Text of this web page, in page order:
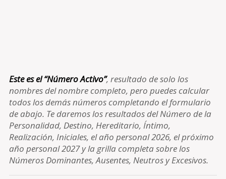
Este es el “Número Activo”, resultado de solo los
nombres del nombre completo, pero puedes calcular
todos los demás números completando el formulario
de abajo. Te daremos los resultados del Número de la
Personalidad, Destino, Hereditario, Íntimo,
Realización, Iniciales, el año personal 2026, el próximo
año personal 2027 y la grilla completa sobre los
Números Dominantes, Ausentes, Neutros y Excesivos.